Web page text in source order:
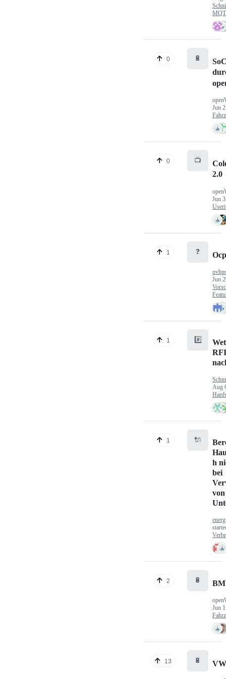
0 🔋
Jun
0 📺
2.0
Jun
1 ❓
Jun
1 #️⃣
Aug
1 🔌
h
bei
von
2 🔋
Jun
13 🔋